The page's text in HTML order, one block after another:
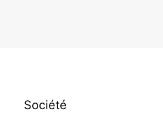
Société